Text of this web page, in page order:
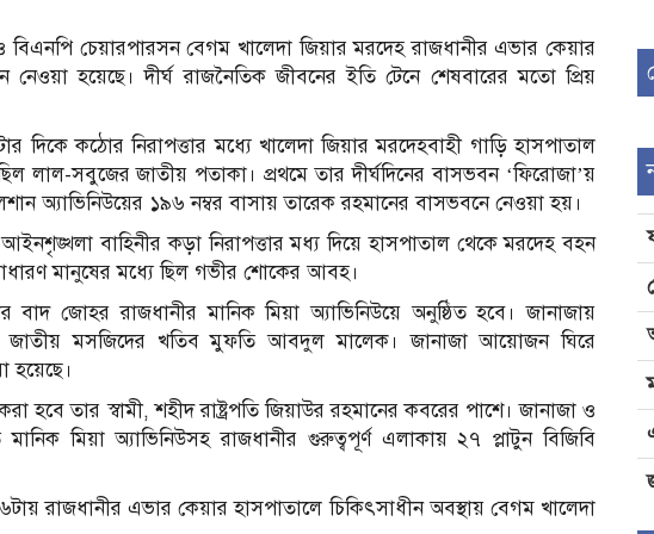
ও বিএনপি চেয়ারপারসন বেগম খালেদা জিয়ার মরদেহ রাজধানীর এভার কেয়ার
হয়েছে। দীর্ঘ রাজনৈতিক জীবনের ইতি টেনে শেষবারের মতো প্রিয়
দিকে কঠোর নিরাপত্তার মধ্যে খালেদা জিয়ার মরদেহবাহী গাড়ি হাসপাতাল
লাল-সবুজের জাতীয় পতাকা। প্রথমে তার দীর্ঘদিনের বাসভবন ‘ফিরোজা’য়
অ্যাভিনিউয়ের ১৯৬ নম্বর বাসায় তারেক রহমানের বাসভবনে নেওয়া হয়।
বাহিনীর কড়া নিরাপত্তার মধ্য দিয়ে হাসপাতাল থেকে মরদেহ বহন
মানুষের মধ্যে ছিল গভীর শোকের আবহ।
বাদ জোহর রাজধানীর মানিক মিয়া অ্যাভিনিউয়ে অনুষ্ঠিত হবে। জানাজায়
মসজিদের খতিব মুফতি আবদুল মালেক। জানাজা আয়োজন ঘিরে
হয়েছে।
হবে তার স্বামী, শহীদ রাষ্ট্রপতি জিয়াউর রহমানের কবরের পাশে। জানাজা ও
মিয়া অ্যাভিনিউসহ রাজধানীর গুরুত্বপূর্ণ এলাকায় ২৭ প্লাটুন বিজিবি
রাজধানীর এভার কেয়ার হাসপাতালে চিকিৎসাধীন অবস্থায় বেগম খালেদা